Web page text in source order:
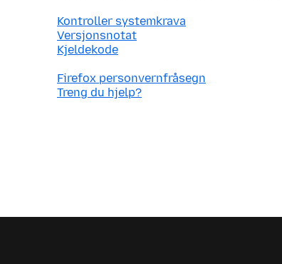
Kontroller systemkrava
Versjonsnotat
Kjeldekode
Firefox personvernfråsegn
Treng du hjelp?